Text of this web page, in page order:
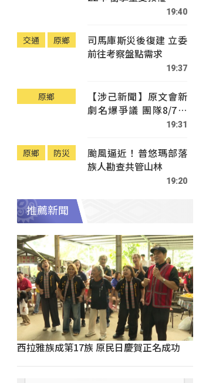
19:40
交通 原鄉
司馬庫斯災後復建 立委
前往考察盤點需求
19:37
原鄉
【涉己新聞】原文會新
劇名爆爭議 團隊8/7赴
19:31
原鄉 防災
颱風逼近！普悠瑪部落
族人勘查共管山林
19:20
推薦新聞
西拉雅族成第17族 原民日慶賀正名成功